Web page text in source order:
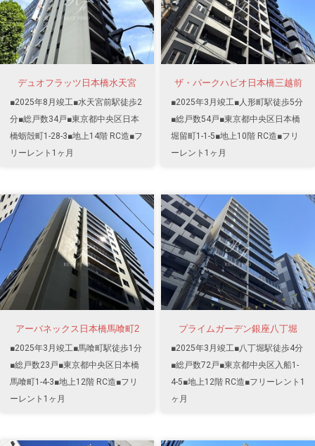
デュオフラッツ日本橋水天宮
■2025年8月竣工■水天宮前駅徒歩2
分■総戸数34戸■東京都中央区日本
橋蛎殻町1-28-3■地上14階 RC造■フ
リーレント1ヶ月
ザ・パークハビオ日本橋三越前
■2025年3月竣工■人形町駅徒歩5分
■総戸数54戸■東京都中央区日本橋
堀留町1-1-5■地上10階 RC造■フリ
ーレント1ヶ月
アーバネックス日本橋馬喰町2
■2025年3月竣工■馬喰町駅徒歩1分
■総戸数23戸■東京都中央区日本橋
馬喰町1-4-3■地上12階 RC造■フリ
ーレント1ヶ月
プライムガーデン銀座八丁堀
■2025年3月竣工■八丁堀駅徒歩4分
■総戸数72戸■東京都中央区入船1-
4-5■地上12階 RC造■フリーレント1
ヶ月